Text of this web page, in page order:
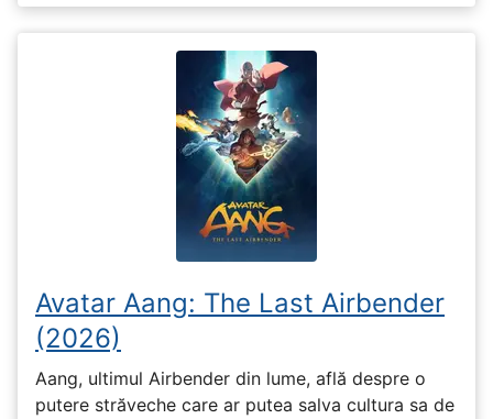
Avatar Aang: The Last Airbender
(2026)
Aang, ultimul Airbender din lume, află despre o
putere străveche care ar putea salva cultura sa de